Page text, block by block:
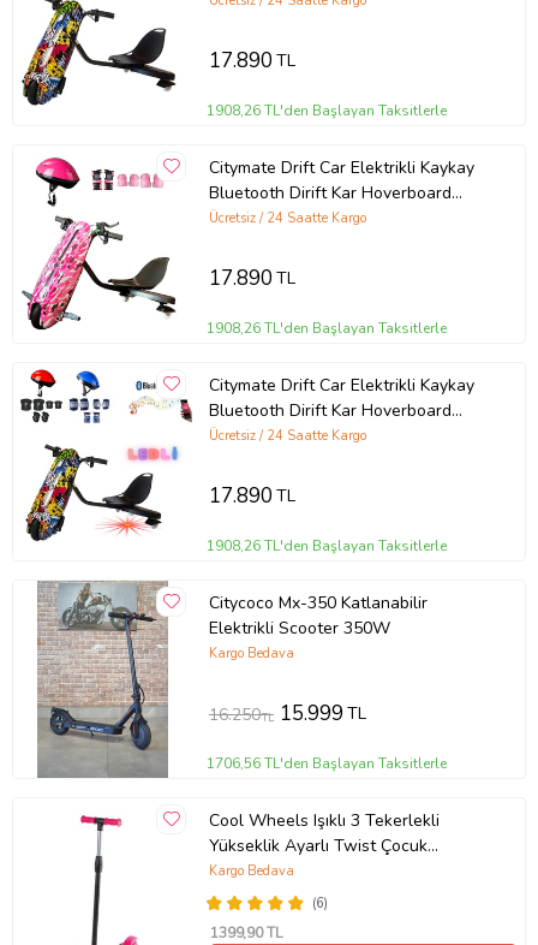
17.890TL
1908,26 TL'den Başlayan Taksitlerle
Citymate Drift Car Elektrikli Kaykay
Bluetooth Dirift Kar Hoverboard
Scooter + Koruma Ekipmanı D05
Ücretsiz / 24 Saatte Kargo
17.890TL
1908,26 TL'den Başlayan Taksitlerle
Citymate Drift Car Elektrikli Kaykay
Bluetooth Dirift Kar Hoverboard
Scooter Koruma Ekipmanı Hediye
Ücretsiz / 24 Saatte Kargo
17.890TL
1908,26 TL'den Başlayan Taksitlerle
Citycoco Mx-350 Katlanabilir
Elektrikli Scooter 350W
Kargo Bedava
16.250TL 15.999TL
1706,56 TL'den Başlayan Taksitlerle
Cool Wheels Işıklı 3 Tekerlekli
Yükseklik Ayarlı Twist Çocuk
Scooter (+3 Yaş) (Çok Renkli)
(6)
Kargo Bedava
1399,90 TL